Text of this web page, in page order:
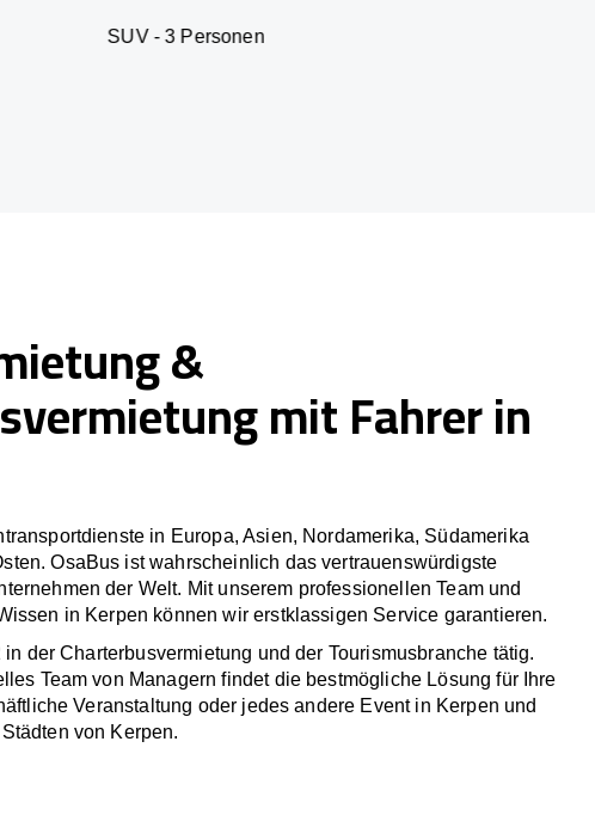
- 3 Personen
&
mit Fahrer in
in Europa, Asien, Nordamerika, Südamerika
OsaBus ist wahrscheinlich das vertrauenswürdigste
der Welt. Mit unserem professionellen Team und
in Kerpen können wir erstklassigen Service garantieren.
der Charterbusvermietung und der Tourismusbranche tätig.
Team von Managern findet die bestmögliche Lösung für Ihre
Veranstaltung oder jedes andere Event in Kerpen und
von Kerpen.